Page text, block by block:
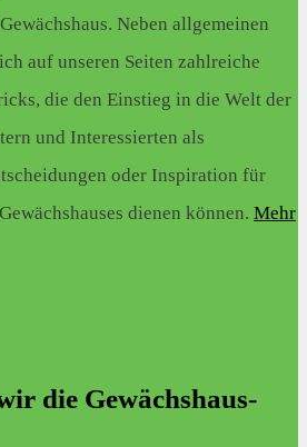
Neben allgemeinen
auf unseren Seiten zahlreiche
die den Einstieg in die Welt der
und Interessierten als
oder Inspiration für
dienen können. Mehr
die Gewächshaus-